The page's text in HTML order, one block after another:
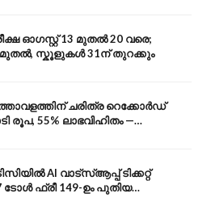
ഓഗസ്റ്റ് 13 മുതൽ 20 വരെ;
സ്കൂളുകൾ 31ന് തുറക്കും
ചരിത്ര റെക്കോർഡ്
രൂപ, 55% ലാഭവിഹിതം —
AI വാട്സ്ആപ്പ് ടിക്കറ്റ്
ടോൾ ഫ്രീ 149-ഉം പുതിയ